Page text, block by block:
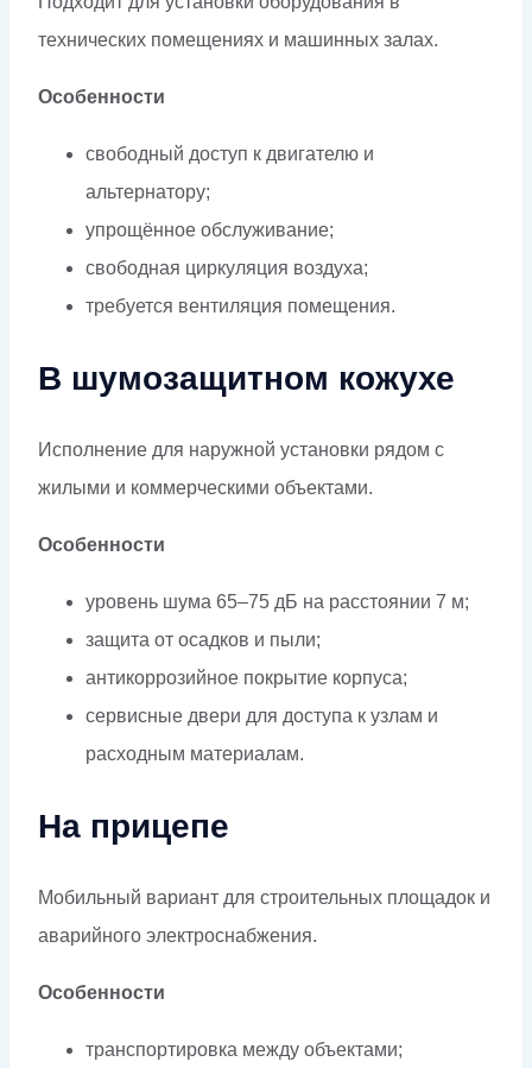
технических помещениях и машинных залах.
Особенности
свободный доступ к двигателю и
альтернатору;
упрощённое обслуживание;
свободная циркуляция воздуха;
требуется вентиляция помещения.
В шумозащитном кожухе
Исполнение для наружной установки рядом с
жилыми и коммерческими объектами.
Особенности
уровень шума 65–75 дБ на расстоянии 7 м;
защита от осадков и пыли;
антикоррозийное покрытие корпуса;
сервисные двери для доступа к узлам и
расходным материалам.
На прицепе
Мобильный вариант для строительных площадок и
аварийного электроснабжения.
Особенности
транспортировка между объектами;